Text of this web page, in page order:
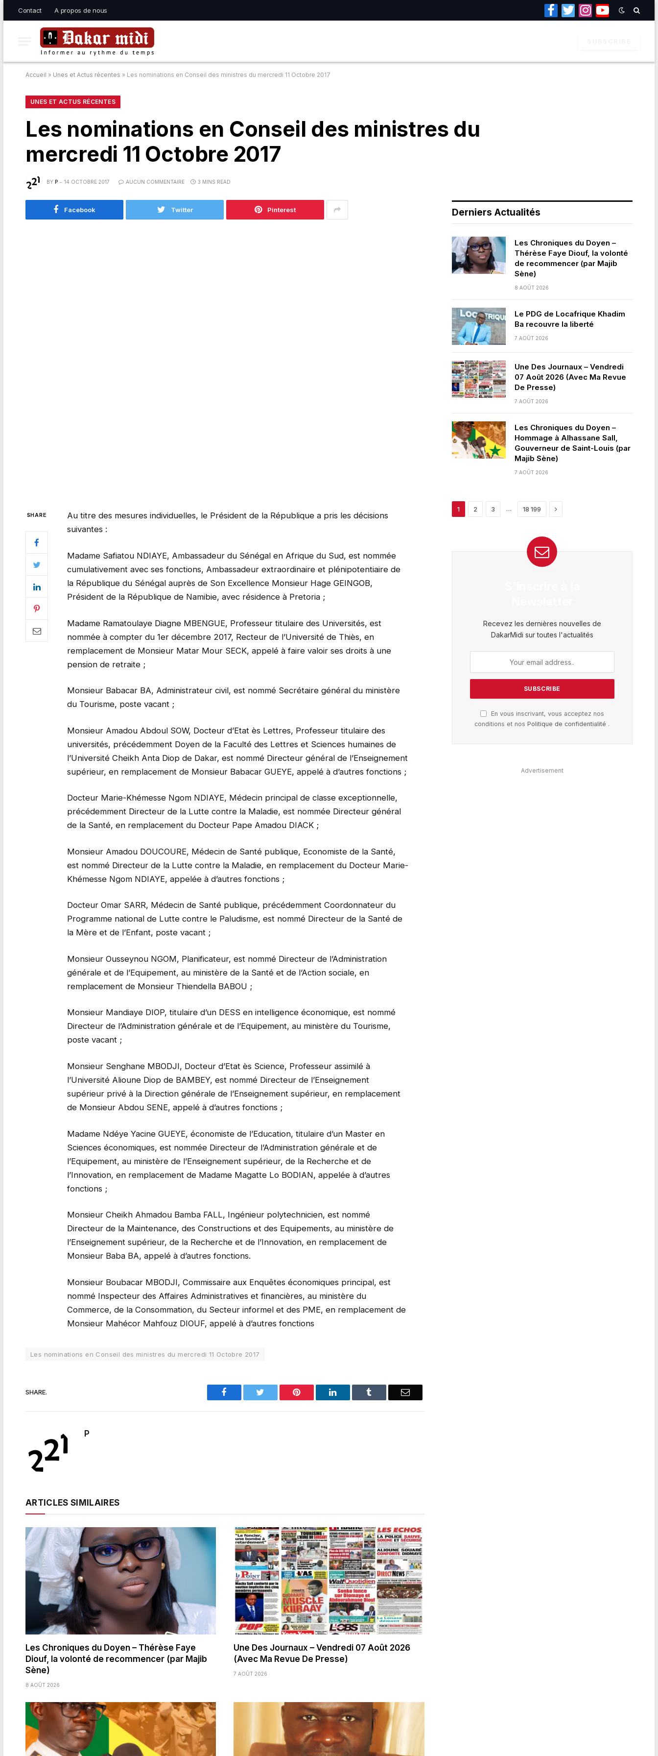
Contact A propos de nous
Facebook
TwitterInstagramYouTube
Accueil » Unes et Actus récentes » Les nominations en Conseil des ministres du mercredi 11 Octobre 2017
UNES ET ACTUS RÉCENTES
Les nominations en Conseil des ministres du
mercredi 11 Octobre 2017
BY P 14 OCTOBRE 2017 AUCUN COMMENTAIRE 3 MINS READ
Facebook Twitter Pinterest
SHARE
Au titre des mesures individuelles, le Président de la République a pris les décisions
suivantes :
Madame Safiatou NDIAYE, Ambassadeur du Sénégal en Afrique du Sud, est nommée
cumulativement avec ses fonctions, Ambassadeur extraordinaire et plénipotentiaire de
la République du Sénégal auprès de Son Excellence Monsieur Hage GEINGOB,
Président de la République de Namibie, avec résidence à Pretoria ;
Madame Ramatoulaye Diagne MBENGUE, Professeur titulaire des Universités, est
nommée à compter du 1er décembre 2017, Recteur de l’Université de Thiès, en
remplacement de Monsieur Matar Mour SECK, appelé à faire valoir ses droits à une
pension de retraite ;
Monsieur Babacar BA, Administrateur civil, est nommé Secrétaire général du ministère
du Tourisme, poste vacant ;
Monsieur Amadou Abdoul SOW, Docteur d’Etat ès Lettres, Professeur titulaire des
universités, précédemment Doyen de la Faculté des Lettres et Sciences humaines de
l’Université Cheikh Anta Diop de Dakar, est nommé Directeur général de l’Enseignement
supérieur, en remplacement de Monsieur Babacar GUEYE, appelé à d’autres fonctions ;
Docteur Marie-Khémesse Ngom NDIAYE, Médecin principal de classe exceptionnelle,
précédemment Directeur de la Lutte contre la Maladie, est nommée Directeur général
de la Santé, en remplacement du Docteur Pape Amadou DIACK ;
Monsieur Amadou DOUCOURE, Médecin de Santé publique, Economiste de la Santé,
est nommé Directeur de la Lutte contre la Maladie, en remplacement du Docteur Marie-
Khémesse Ngom NDIAYE, appelée à d’autres fonctions ;
Docteur Omar SARR, Médecin de Santé publique, précédemment Coordonnateur du
Programme national de Lutte contre le Paludisme, est nommé Directeur de la Santé de
la Mère et de l’Enfant, poste vacant ;
Monsieur Ousseynou NGOM, Planificateur, est nommé Directeur de l’Administration
générale et de l’Equipement, au ministère de la Santé et de l’Action sociale, en
remplacement de Monsieur Thiendella BABOU ;
Monsieur Mandiaye DIOP, titulaire d’un DESS en intelligence économique, est nommé
Directeur de l’Administration générale et de l’Equipement, au ministère du Tourisme,
poste vacant ;
Monsieur Senghane MBODJI, Docteur d’Etat ès Science, Professeur assimilé à
l’Université Alioune Diop de BAMBEY, est nommé Directeur de l’Enseignement
supérieur privé à la Direction générale de l’Enseignement supérieur, en remplacement
de Monsieur Abdou SENE, appelé à d’autres fonctions ;
Madame Ndéye Yacine GUEYE, économiste de l’Education, titulaire d’un Master en
Sciences économiques, est nommée Directeur de l’Administration générale et de
l’Equipement, au ministère de l’Enseignement supérieur, de la Recherche et de
l’Innovation, en remplacement de Madame Magatte Lo BODIAN, appelée à d’autres
fonctions ;
Monsieur Cheikh Ahmadou Bamba FALL, Ingénieur polytechnicien, est nommé
Directeur de la Maintenance, des Constructions et des Equipements, au ministère de
l’Enseignement supérieur, de la Recherche et de l’Innovation, en remplacement de
Monsieur Baba BA, appelé à d’autres fonctions.
Monsieur Boubacar MBODJI, Commissaire aux Enquêtes économiques principal, est
nommé Inspecteur des Affaires Administratives et financières, au ministère du
Commerce, de la Consommation, du Secteur informel et des PME, en remplacement de
Monsieur Mahécor Mahfouz DIOUF, appelé à d’autres fonctions
Les nominations en Conseil des ministres du mercredi 11 Octobre 2017
SHARE. Facebook Pinterest LinkedIn Email
P
ARTICLES SIMILAIRES
Les Chroniques du Doyen – Thérèse Faye
Diouf, la volonté de recommencer (par Majib
Sène)
8 AOÛT 2026
Une Des Journaux – Vendredi 07 Août 2026
(Avec Ma Revue De Presse)
7 AOÛT 2026
Derniers Actualités
Les Chroniques du Doyen –
Thérèse Faye Diouf, la volonté
de recommencer (par Majib
Sène)
8 AOÛT 2026
Le PDG de Locafrique Khadim
Ba recouvre la liberté
7 AOÛT 2026
Une Des Journaux – Vendredi
07 Août 2026 (Avec Ma Revue
De Presse)
7 AOÛT 2026
Les Chroniques du Doyen –
Hommage à Alhassane Sall,
Gouverneur de Saint-Louis (par
Majib Sène)
7 AOÛT 2026
1 2 3 … 18 199 Next
Recevez les dernières nouvelles de
DakarMidi sur toutes l'actualités
En vous inscrivant, vous acceptez nos
conditions et nosPolitique de confidentialité .
Advertisement